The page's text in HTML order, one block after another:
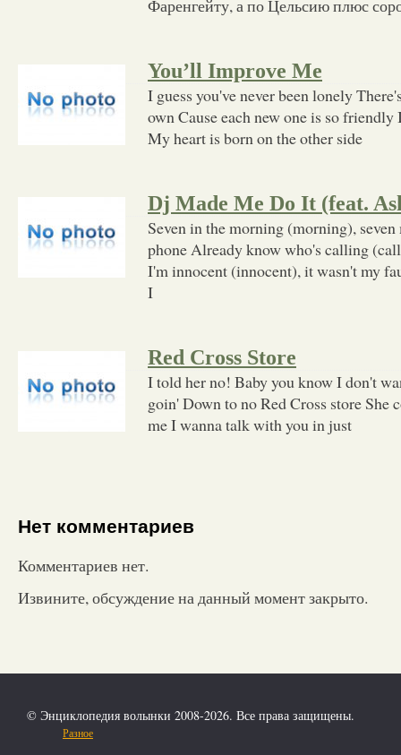
Фаренгейту, а по Цельсию плюс
You’ll Improve Me
I guess you've never been lonely
own Cause each new one is so
My heart is born on the other side
Dj Made Me Do It (feat.
Seven in the morning (morning), seven
phone Already know who's calling
I'm innocent (innocent), it wasn't my
I
Red Cross Store
I told her no! Baby you know I don't
goin' Down to no Red Cross store She
me I wanna talk with you in just
Нет комментариев
Комментариев нет.
Извините, обсуждение на данный момент закрыто.
© Энциклопедия волынки 2008-2026. Все права защищены.
Разное